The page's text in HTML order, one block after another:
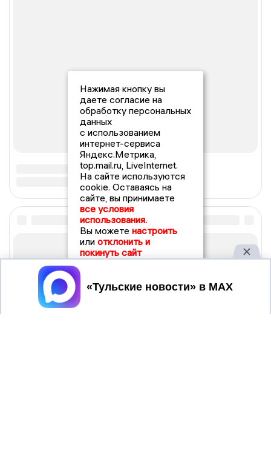
Нажимая кнопку вы
даете согласие на
обработку персональных
данных
с использованием
интернет-сервиса
Яндекс.Метрика,
top.mail.ru, LiveInternet.
На сайте используются
cookie. Оставаясь на
сайте, вы принимаете
все условия
использования.
Вы можете настроить
или отклонить и
покинуть сайт
Принять